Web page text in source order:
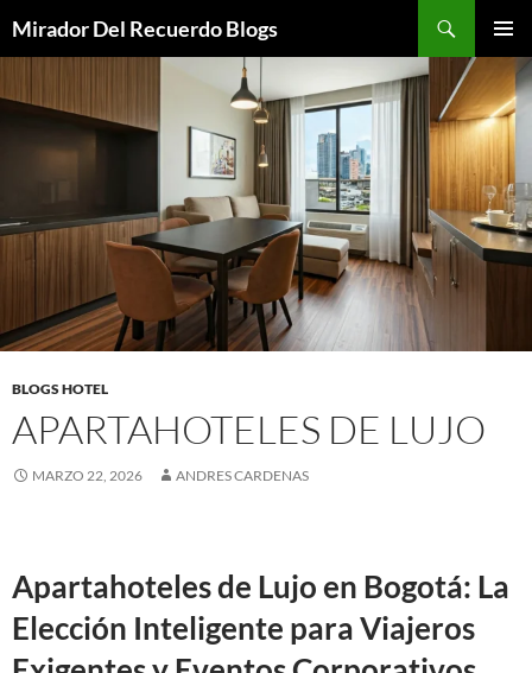
Mirador Del Recuerdo Blogs
BLOGS HOTEL
APARTAHOTELES DE LUJO
MARZO 22, 2026 ANDRES CARDENAS
Apartahoteles de Lujo en Bogotá: La
Elección Inteligente para Viajeros